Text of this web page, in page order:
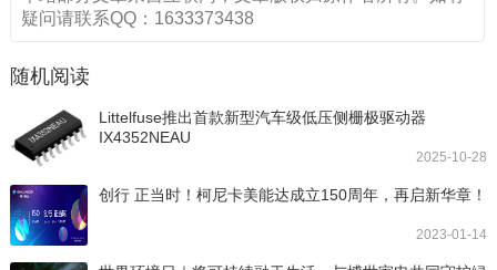
疑问请联系QQ：1633373438
随机阅读
Littelfuse推出首款新型汽车级低压侧栅极驱动器
IX4352NEAU
2025-10-28
创行 正当时！柯尼卡美能达成立150周年，再启新华章！
2023-01-14